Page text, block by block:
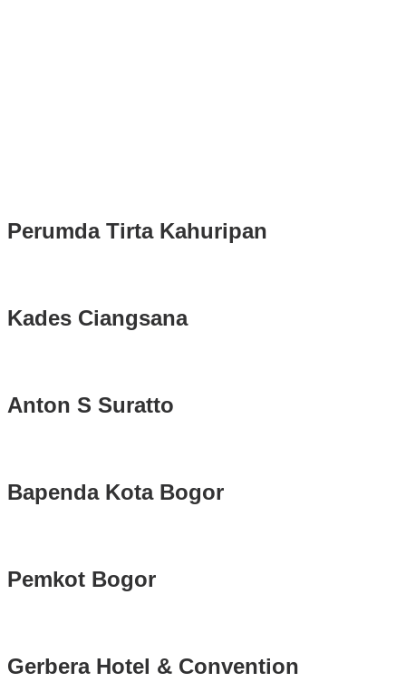
Perumda Tirta Kahuripan
Kades Ciangsana
Anton S Suratto
Bapenda Kota Bogor
Pemkot Bogor
Gerbera Hotel & Convention